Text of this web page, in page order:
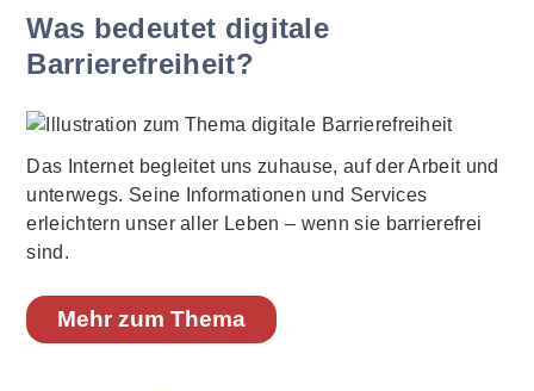
Was bedeutet digitale
Barrierefreiheit?
Das Internet begleitet uns zuhause, auf der Arbeit und
unterwegs. Seine Informationen und Services
erleichtern unser aller Leben – wenn sie barrierefrei
sind.
Mehr zum Thema